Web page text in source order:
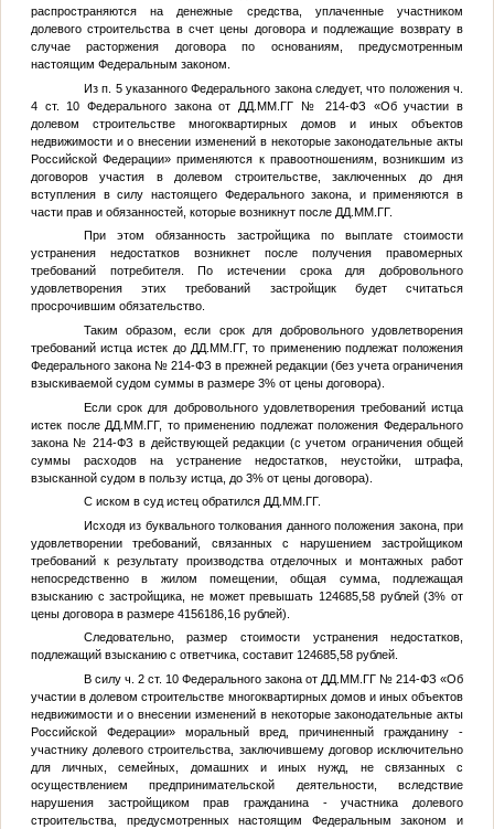
распространяются на денежные средства, уплаченные участником
долевого строительства в счет цены договора и подлежащие возврату в
случае расторжения договора по основаниям, предусмотренным
настоящим Федеральным законом.
Из п. 5 указанного Федерального закона следует, что положения ч.
4 ст. 10 Федерального закона от ДД.ММ.ГГ № 214-ФЗ «Об участии в
долевом строительстве многоквартирных домов и иных объектов
недвижимости и о внесении изменений в некоторые законодательные акты
Российской Федерации» применяются к правоотношениям, возникшим из
договоров участия в долевом строительстве, заключенных до дня
вступления в силу настоящего Федерального закона, и применяются в
части прав и обязанностей, которые возникнут после ДД.ММ.ГГ.
При этом обязанность застройщика по выплате стоимости
устранения недостатков возникнет после получения правомерных
требований потребителя. По истечении срока для добровольного
удовлетворения этих требований застройщик будет считаться
просрочившим обязательство.
Таким образом, если срок для добровольного удовлетворения
требований истца истек до ДД.ММ.ГГ, то применению подлежат положения
Федерального закона № 214-ФЗ в прежней редакции (без учета ограничения
взыскиваемой судом суммы в размере 3% от цены договора).
Если срок для добровольного удовлетворения требований истца
истек после ДД.ММ.ГГ, то применению подлежат положения Федерального
закона № 214-ФЗ в действующей редакции (с учетом ограничения общей
суммы расходов на устранение недостатков, неустойки, штрафа,
взысканной судом в пользу истца, до 3% от цены договора).
С иском в суд истец обратился ДД.ММ.ГГ.
Исходя из буквального толкования данного положения закона, при
удовлетворении требований, связанных с нарушением застройщиком
требований к результату производства отделочных и монтажных работ
непосредственно в жилом помещении, общая сумма, подлежащая
взысканию с застройщика, не может превышать 124685,58 рублей (3% от
цены договора в размере 4156186,16 рублей).
Следовательно, размер стоимости устранения недостатков,
подлежащий взысканию с ответчика, составит 124685,58 рублей.
В силу ч. 2 ст. 10 Федерального закона от ДД.ММ.ГГ № 214-ФЗ «Об
участии в долевом строительстве многоквартирных домов и иных объектов
недвижимости и о внесении изменений в некоторые законодательные акты
Российской Федерации» моральный вред, причиненный гражданину -
участнику долевого строительства, заключившему договор исключительно
для личных, семейных, домашних и иных нужд, не связанных с
осуществлением предпринимательской деятельности, вследствие
нарушения застройщиком прав гражданина - участника долевого
строительства, предусмотренных настоящим Федеральным законом и